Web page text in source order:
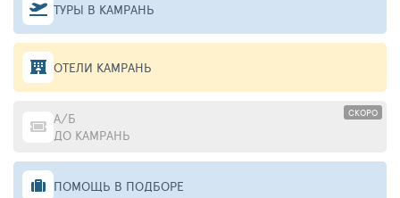
ТУРЫ В КАМРАНЬ
ОТЕЛИ КАМРАНЬ
СКОРО
А/Б
ДО КАМРАНЬ
ПОМОЩЬ В ПОДБОРЕ